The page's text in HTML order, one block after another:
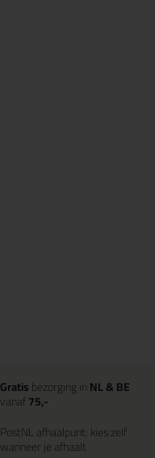
Gratisbezorging inNL & BE
vanaf75,-
PostNL afhaalpunt: kies zelf
wanneer je afhaalt